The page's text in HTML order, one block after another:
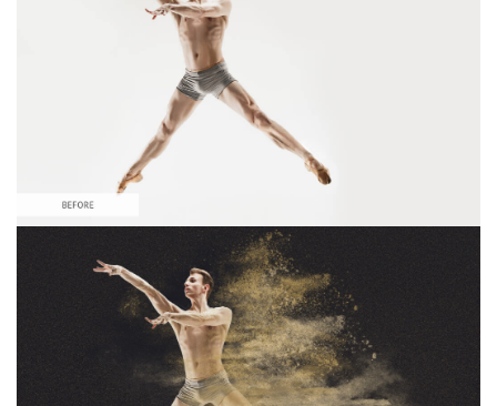
선택 해주세요
Free Sandstorm Actions #3
Sandstorm Bundle
Double Exposure Complete
Entire Collection